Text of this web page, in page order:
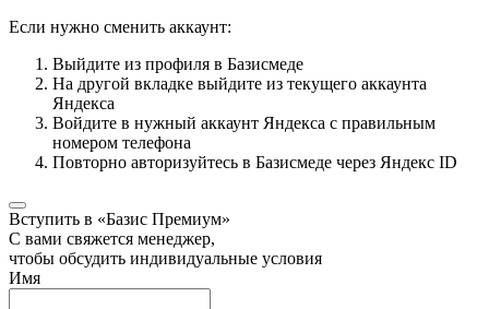
Если нужно сменить аккаунт:
Выйдите из профиля в Базисмеде
На другой вкладке выйдите из текущего аккаунта
Яндекса
Войдите в нужный аккаунт Яндекса с правильным
номером телефона
Повторно авторизуйтесь в Базисмеде через Яндекс ID
Вступить в «Базис Премиум»
С вами свяжется менеджер,
чтобы обсудить индивидуальные условия
Имя